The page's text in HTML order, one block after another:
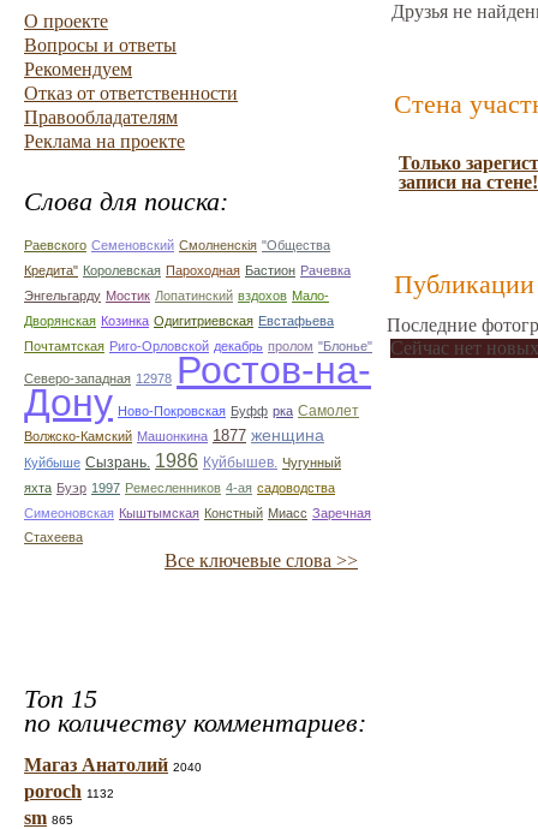
О проекте
Вопросы и ответы
Рекомендуем
Отказ от ответственности
Правообладателям
Реклама на проекте
Слова для поиска:
Раевского Семеновский Смолненскія "Общества
Кредита" Королевская Пароходная Бастион Рачевка
Энгельгарду Мостик Лопатинский вздохов Мало-
Дворянская Козинка Одигитриевская Евстафьева
Почтамтская Риго-Орловской декабрь пролом "Блонье"
Северо-западная 12978 Ростов-на-
Дону Ново-Покровская Буфф рка Самолет
Волжско-Камский Машонкина 1877 женщина
Куйбыше Сызрань. 1986 Куйбышев. Чугунный
яхта Буэр 1997 Ремесленников 4-ая садоводства
Симеоновская Кыштымская Констный Миасс Заречная
Стахеева
Все ключевые слова >>
Топ 15
по количеству комментариев:
Магаз Анатолий 2040
poroch 1132
sm 865
Друзья не
Стена
Только
записи на стене!
Публикации
Последние
Сейчас нет